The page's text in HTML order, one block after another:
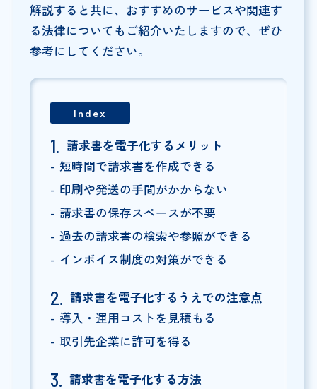
解説すると共に、おすすめのサービスや関連す
る法律についてもご紹介いたしますので、ぜひ
参考にしてください。
Index
請求書を電子化するメリット
短時間で請求書を作成できる
印刷や発送の手間がかからない
請求書の保存スペースが不要
過去の請求書の検索や参照ができる
インボイス制度の対策ができる
請求書を電子化するうえでの注意点
導入・運用コストを見積もる
取引先企業に許可を得る
請求書を電子化する方法